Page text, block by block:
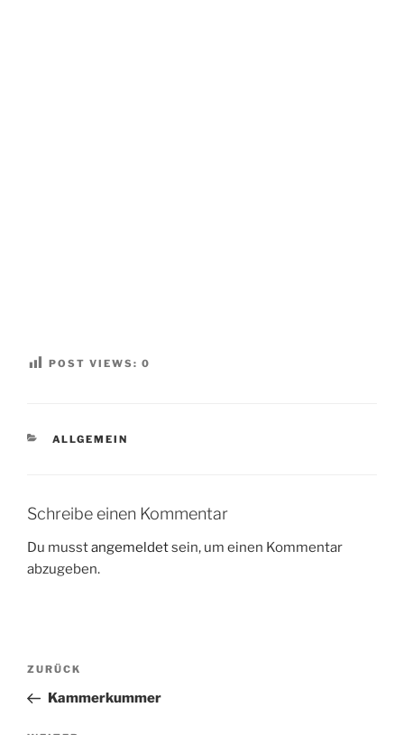
POST VIEWS: 0
KATEGORIEN
ALLGEMEIN
Schreibe einen Kommentar
Du musstangemeldetsein, um einen Kommentar
abzugeben.
Beitragsnavigation
Vorheriger
Beitrag
ZURÜCK
Kammerkummer